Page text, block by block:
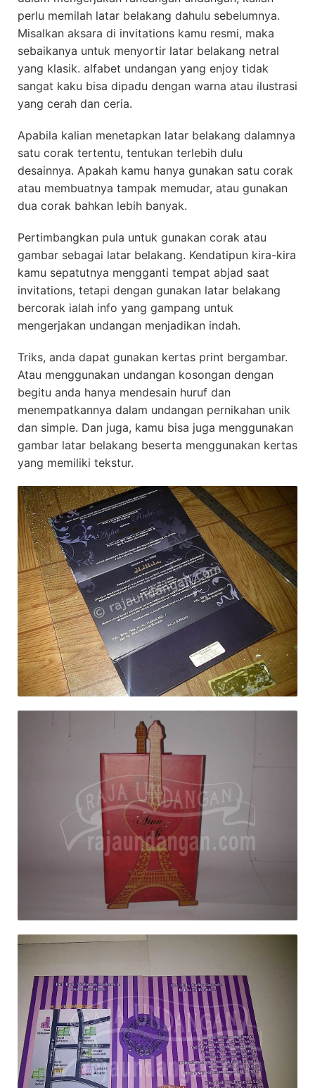
perlu memilah latar belakang dahulu sebelumnya.
Misalkan aksara di invitations kamu resmi, maka
sebaikanya untuk menyortir latar belakang netral
yang klasik. alfabet undangan yang enjoy tidak
sangat kaku bisa dipadu dengan warna atau ilustrasi
yang cerah dan ceria.
Apabila kalian menetapkan latar belakang dalamnya
satu corak tertentu, tentukan terlebih dulu
desainnya. Apakah kamu hanya gunakan satu corak
atau membuatnya tampak memudar, atau gunakan
dua corak bahkan lebih banyak.
Pertimbangkan pula untuk gunakan corak atau
gambar sebagai latar belakang. Kendatipun kira-kira
kamu sepatutnya mengganti tempat abjad saat
invitations, tetapi dengan gunakan latar belakang
bercorak ialah info yang gampang untuk
mengerjakan undangan menjadikan indah.
Triks, anda dapat gunakan kertas print bergambar.
Atau menggunakan undangan kosongan dengan
begitu anda hanya mendesain huruf dan
menempatkannya dalam undangan pernikahan unik
dan simple. Dan juga, kamu bisa juga menggunakan
gambar latar belakang beserta menggunakan kertas
yang memiliki tekstur.